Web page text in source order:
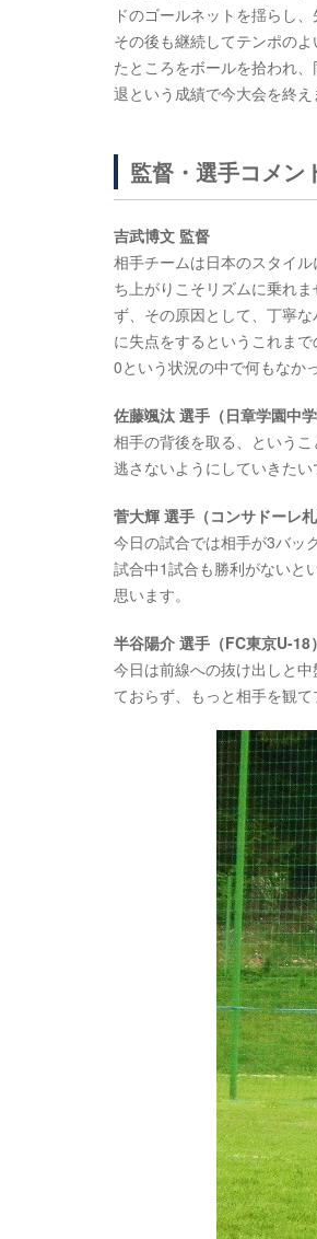
ドのゴールネットを揺らし、
その後も継続してテンポの
たところをボールを拾われ
退という成績で今大会を終え
監督・選手コメン
吉武博文 監督
相手チームは日本のスタイ
ち上がりこそリズムに乗れ
ず、その原因として、丁寧
に失点をするというこれま
0という状況の中で何もなか
佐藤颯汰 選手（日章学園中学
相手の背後を取る、という
逃さないようにしていきたい
菅大輝 選手（コンサドーレ札
今日の試合では相手が3バッ
試合中1試合も勝利がないと
思います。
半谷陽介 選手（FC東京U-18）
今日は前線への抜け出しと
ておらず、もっと相手を観